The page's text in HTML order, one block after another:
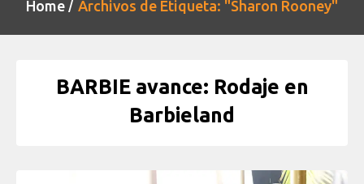
Home Archivos de Etiqueta: "Sharon Rooney"
BARBIE avance: Rodaje en
Barbieland